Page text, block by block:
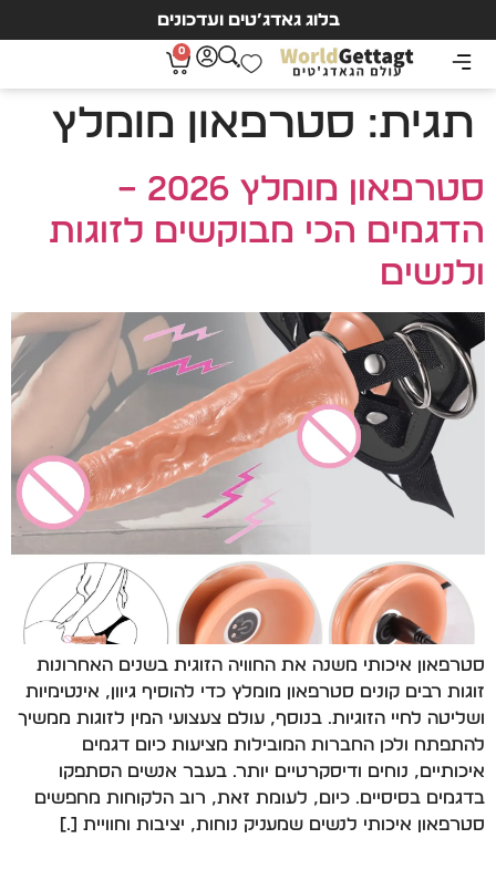
בלוג גאדג’טים ועדכונים
0
תגית: סטרפאון מומלץ
סטרפאון מומלץ 2026 –
הדגמים הכי מבוקשים לזוגות
ולנשים
סטרפאון איכותי משנה את החוויה הזוגית בשנים האחרונות
זוגות רבים קונים סטרפאון מומלץ כדי להוסיף גיוון, אינטימיות
ושליטה לחיי הזוגיות. בנוסף, עולם צעצועי המין לזוגות ממשיך
להתפתח ולכן החברות המובילות מציעות כיום דגמים
איכותיים, נוחים ודיסקרטיים יותר. בעבר אנשים הסתפקו
בדגמים בסיסיים. כיום, לעומת זאת, רוב הלקוחות מחפשים
סטרפאון איכותי לנשים שמעניק נוחות, יציבות וחוויית […]